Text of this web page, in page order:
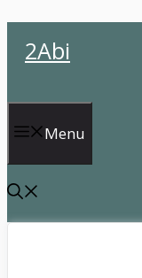
atla2Abi
Menu